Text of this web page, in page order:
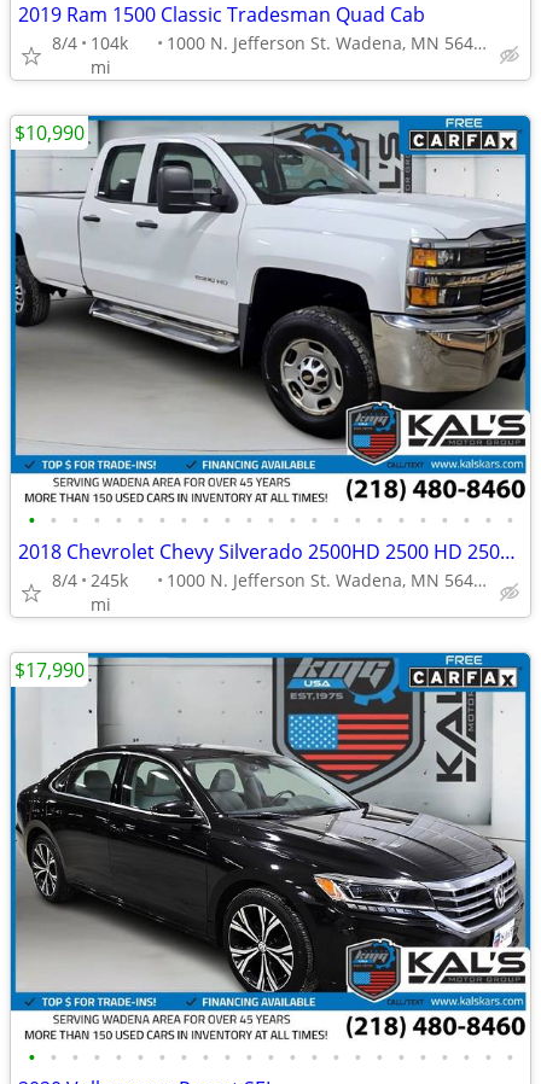
2019 Ram 1500 Classic Tradesman Quad Cab
8/4
104k
mi
1000 N. Jefferson St. Wadena, MN 56482
• • • • • • • • • • • • • • • • • • • • • • •
2018 Chevrolet Chevy Silverado 2500HD 2500 HD 2500-HD Work Truck Doubl
8/4 245k
mi
1000 N. Jefferson St. Wadena, MN 56482
$10,990
• • • • • • • • • • • • • • • • • • • • • • •
$17,990